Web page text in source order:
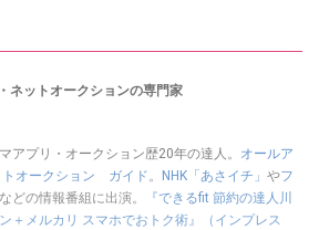
ネットオークションの専門家
アプリ・オークション歴20年の達人。 オールア
トオークション ガイド。 NHK「あさイチ」 やフ
などの情報番組に出演。
『できるfit 節約の達人川
＋メルカリ スマホでおトク術』（インプレス